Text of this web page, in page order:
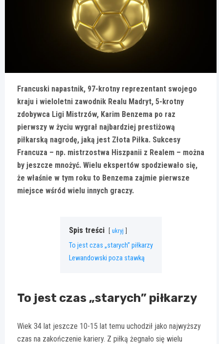
Francuski napastnik, 97-krotny reprezentant swojego
kraju i wieloletni zawodnik Realu Madryt, 5-krotny
zdobywca Ligi Mistrzów, Karim Benzema po raz
pierwszy w życiu wygrał najbardziej prestiżową
piłkarską nagrodę, jaką jest Złota Piłka. Sukcesy
Francuza – np. mistrzostwa Hiszpanii z Realem – można
by jeszcze mnożyć. Wielu ekspertów spodziewało się,
że właśnie w tym roku to Benzema zajmie pierwsze
miejsce wśród wielu innych graczy.
Spis treści ukryj
To jest czas „starych” piłkarzy
Lewandowski poza stawką
To jest czas „starych” piłkarzy
Wiek 34 lat jeszcze 10-15 lat temu uchodził jako najwyższy
czas na zakończenie kariery. Z piłką żegnało się wielu